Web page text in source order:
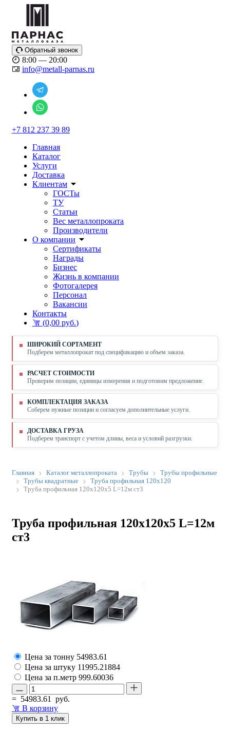
Обратный звонок
8:00 — 20:00
info@metall-parnas.ru
+7 812 237 39 89
Главная
Каталог
Услуги
Доставка
Клиентам
ГОСТы
ТУ
Статьи
Вес металлопроката
Производители
О компании
Сертификаты
Награды
Бизнес
Жизнь в компании
Фотогалерея
Персонал
Вакансии
Контакты
(0,00 руб.)
ШИРОКИЙ СОРТАМЕНТ
Подберем металлопрокат под спецификацию и объем заказа.
РАСЧЕТ СТОИМОСТИ
Проверим позиции, единицы измерения и подготовим предложение.
КОМПЛЕКТАЦИЯ ЗАКАЗА
Соберем нужные позиции и согласуем дополнительные услуги.
ДОСТАВКА ГРУЗА
Подберем транспорт с учетом длины, веса и условий разгрузки.
Главная Каталог металлопроката Трубы
Трубы профильные
Трубы квадратные
Труба профильная 120х120
Труба профильная 120х120х5 L=12м ст3
Труба профильная 120х120х5 L=12м
ст3
Цена за тонну 54983.61
Цена за штуку 11995.21884
Цена за п.метр 999.60036
= 54983.61
руб.
В корзину
Купить в 1 клик